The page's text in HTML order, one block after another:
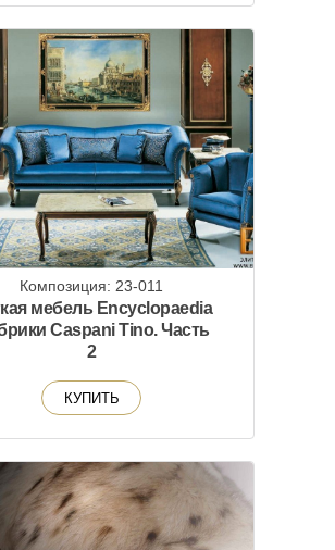
Композиция: 23-011
мебель Encyclopaedia
Caspani Tino. Часть
2
КУПИТЬ